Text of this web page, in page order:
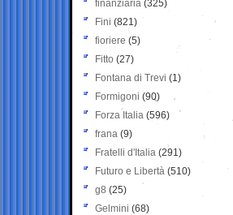
finanziaria (325)
Fini (821)
fioriere (5)
Fitto (27)
Fontana di Trevi (1)
Formigoni (90)
Forza Italia (596)
frana (9)
Fratelli d'Italia (291)
Futuro e Libertà (510)
g8 (25)
Gelmini (68)